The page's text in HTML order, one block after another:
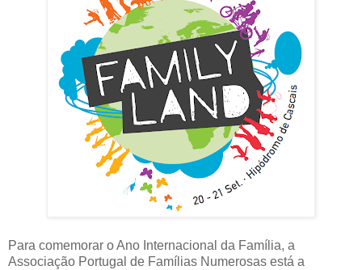
Para comemorar o Ano Internacional da Família, a
Associação Portugal de Famílias Numerosas está a